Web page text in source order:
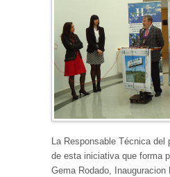
La Responsable Técnica del
de esta iniciativa que forma
Gema Rodado, Inauguracion